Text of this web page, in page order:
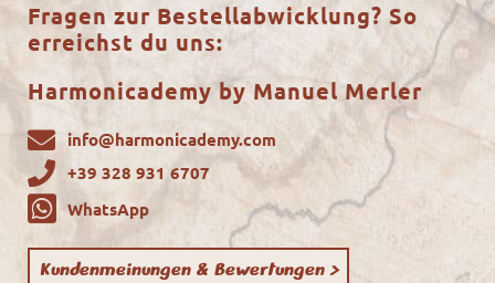
Fragen zur Bestellabwicklung? So
erreichst du uns:
Harmonicademy by Manuel Merler
info@harmonicademy.com
+39 328 931 6707
WhatsApp
Kundenmeinungen & Bewertungen >